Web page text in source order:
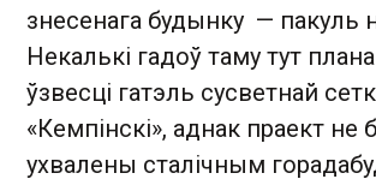
знесенага будынку — пакуль
Некалькі гадоў таму тут
ўзвесці гатэль сусветнай
«Кемпінскі», аднак праект не
ухвалены сталічным